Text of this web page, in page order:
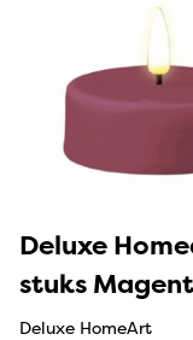
Deluxe
stuks
Deluxe HomeArt